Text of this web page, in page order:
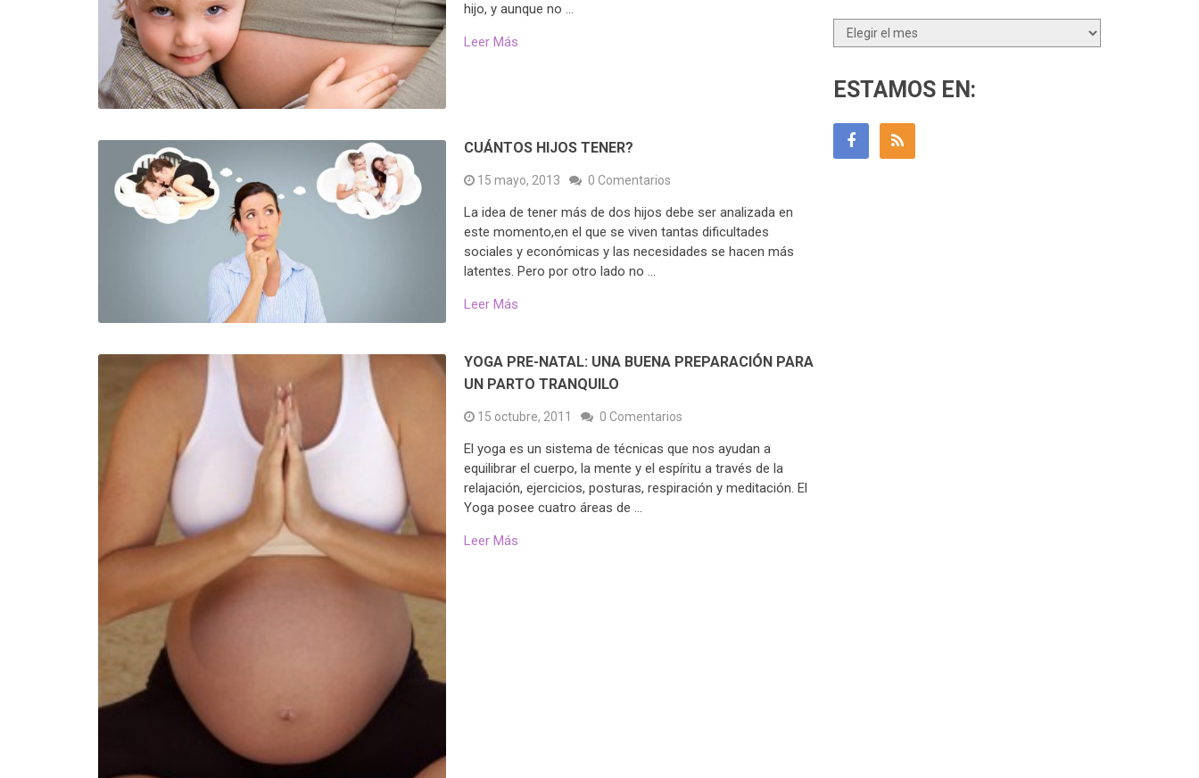
hijo, y aunque no …
Leer Más
CUÁNTOS HIJOS TENER?
15 mayo, 2013 0 Comentarios
La idea de tener más de dos hijos debe ser analizada en
este momento,en el que se viven tantas dificultades
sociales y económicas y las necesidades se hacen más
latentes. Pero por otro lado no …
Leer Más
YOGA PRE-NATAL: UNA BUENA PREPARACIÓN PARA
UN PARTO TRANQUILO
15 octubre, 2011 0 Comentarios
El yoga es un sistema de técnicas que nos ayudan a
equilibrar el cuerpo, la mente y el espíritu a través de la
relajación, ejercicios, posturas, respiración y meditación. El
Yoga posee cuatro áreas de …
Leer Más
Archivos
ESTAMOS EN: